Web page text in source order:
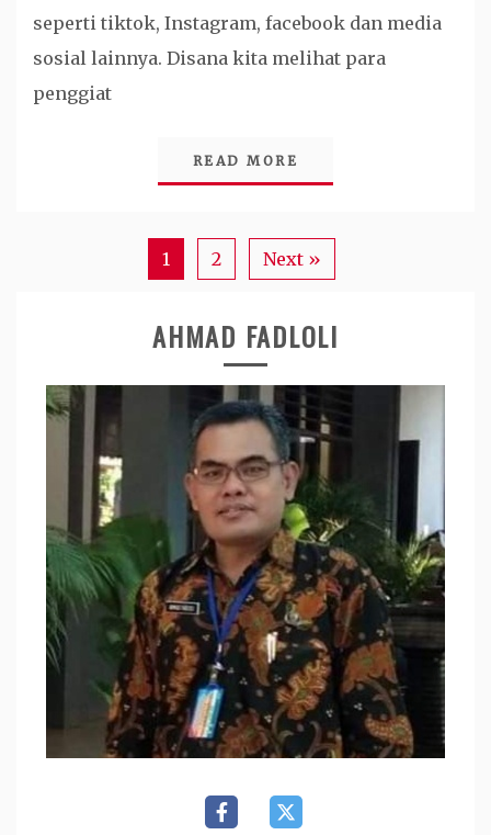
seperti tiktok, Instagram, facebook dan media
sosial lainnya. Disana kita melihat para
penggiat
READ MORE
1 2 Next »
AHMAD FADLOLI